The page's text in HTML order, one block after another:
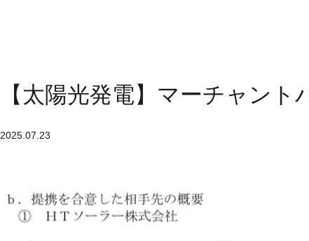
【太陽光発電】マーチャン
2025.07.23